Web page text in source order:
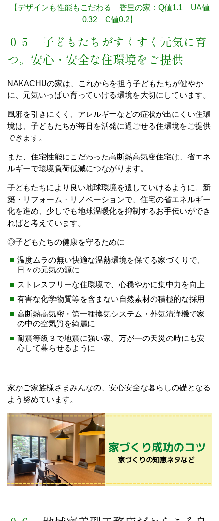
【デザインも性能もこだわる 香里の家：Q値1.1 UA値
0.32 C値0.2】
０５ 子どもたちがすくすく元気に育
つ。安心・安全な住環境をご提供
NAKACHUの家は、これからを担う子どもたちが健やか
に、元気いっぱい育っていける環境を大切にしています。
風邪を引きにくく、アレルギーなどの症状が出にくい住環
境は、子どもたちが毎日を活発に過ごせる住環境をご提供
できます。
また、住宅性能にこだわった高断熱高気密住宅は、省エネ
ルギーで環境負荷低減につながります。
子どもたちにより良い地球環境を遺していけるように、新
築・リフォーム・リノベーションで、住宅の省エネルギー
化を進め、少しでも地球温暖化を抑制するお手伝いができ
ればと考えています。
◎子どもたちの健康を守るために
温度ムラの無い快適な温熱環境を保てる家づくりで、
日々の元気の源に
ストレスフリーな住環境で、心穏やかに集中力を向上
有害な化学物質等を含まない自然素材の積極的な採用
高断熱高気密・第一種換気システム・外気清浄機で家
の中の空気質を綺麗に
耐震等級３で地震に強い家。万が一の天災の時にも安
心して暮らせるように
家がご家族様さまみんなの、安心安全な暮らしの礎となる
よう努めています。